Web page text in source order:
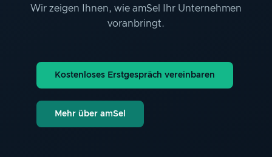
Wir zeigen Ihnen, wie amSel Ihr Unternehmen
voranbringt.
Kostenloses Erstgespräch vereinbaren
Mehr über amSel